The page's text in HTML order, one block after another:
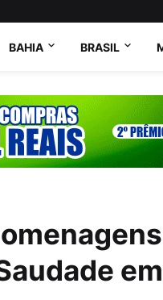
BAHIA BRASIL